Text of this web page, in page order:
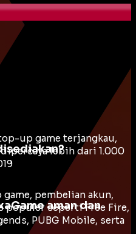
up game terjangkau,
lebih dari 1.000
game, pembelian akun,
populer seperti Free Fire,
PUBG Mobile, serta
aman dan